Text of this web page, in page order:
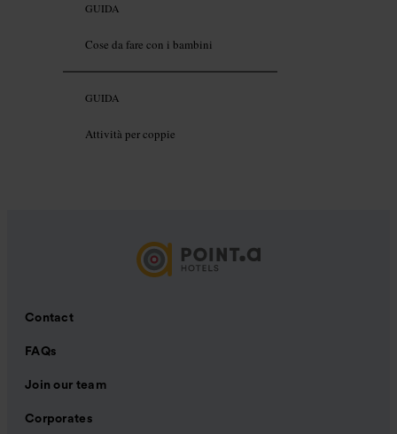
GUIDA
Cose da fare con i bambini
GUIDA
Attività per coppie
Contact
FAQs
Join our team
Corporates